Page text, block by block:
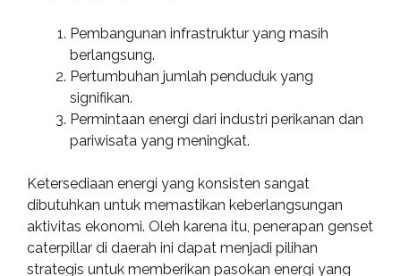
Pembangunan infrastruktur yang masih
berlangsung.
Pertumbuhan jumlah penduduk yang
signifikan.
Permintaan energi dari industri perikanan dan
pariwisata yang meningkat.
Ketersediaan energi yang konsisten sangat
dibutuhkan untuk memastikan keberlangsungan
aktivitas ekonomi. Oleh karena itu, penerapan genset
caterpillar di daerah ini dapat menjadi pilihan
strategis untuk memberikan pasokan energi yang